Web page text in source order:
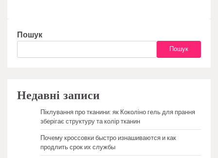
Пошук
Пошук
Недавні записи
Піклування про тканини: як Коколіно гель для прання
зберігає структуру та колір тканин
Почему кроссовки быстро изнашиваются и как
продлить срок их службы